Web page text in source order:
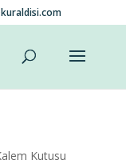
Kutusu